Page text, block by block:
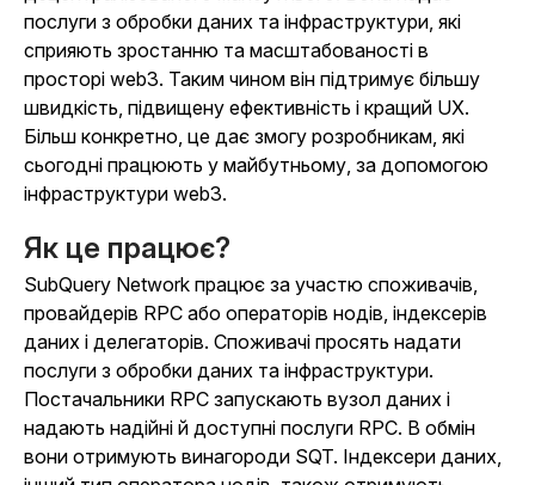
послуги з обробки даних та інфраструктури, які
сприяють зростанню та масштабованості в
просторі web3. Таким чином він підтримує більшу
швидкість, підвищену ефективність і кращий UX.
Більш конкретно, це дає змогу розробникам, які
сьогодні працюють у майбутньому, за допомогою
інфраструктури web3.
Як це працює?
SubQuery Network працює за участю споживачів,
провайдерів RPC або операторів нодів, індексерів
даних і делегаторів. Споживачі просять надати
послуги з обробки даних та інфраструктури.
Постачальники RPC запускають вузол даних і
надають надійні й доступні послуги RPC. В обмін
вони отримують винагороди SQT. Індексери даних,